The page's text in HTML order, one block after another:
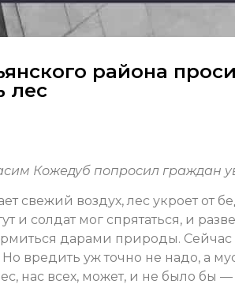
района
лес
Кожедуб попросил граждан
свежий воздух, лес укроет от
и солдат мог спрятаться, и
дарами природы. Сейчас
вредить уж точно не надо, а
нас всех, может, и не было бы